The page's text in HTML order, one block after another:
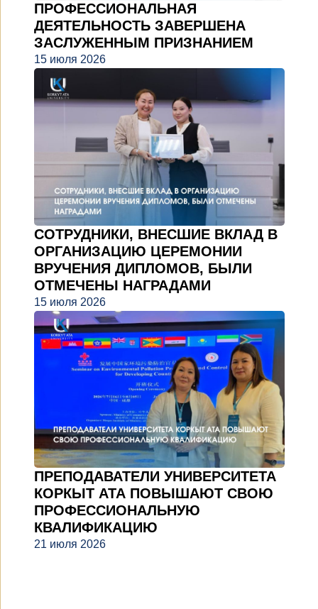
ПРОФЕССИОНАЛЬНАЯ
ДЕЯТЕЛЬНОСТЬ ЗАВЕРШЕНА
ЗАСЛУЖЕННЫМ ПРИЗНАНИЕМ
15 июля 2026
СОТРУДНИКИ, ВНЕСШИЕ ВКЛАД В
ОРГАНИЗАЦИЮ ЦЕРЕМОНИИ
ВРУЧЕНИЯ ДИПЛОМОВ, БЫЛИ
ОТМЕЧЕНЫ НАГРАДАМИ
15 июля 2026
ПРЕПОДАВАТЕЛИ УНИВЕРСИТЕТА
КОРКЫТ АТА ПОВЫШАЮТ СВОЮ
ПРОФЕССИОНАЛЬНУЮ
КВАЛИФИКАЦИЮ
21 июля 2026